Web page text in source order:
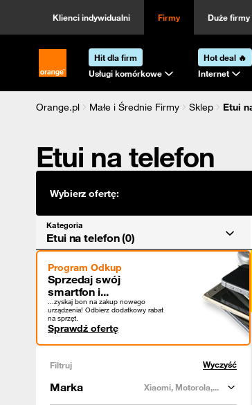
Klienci indywidualni Firmy Duże
Strona główna Orange.pl
Hit dla firm
Usługi komórkowe
Hot deal 🔥
Internet
Orange.pl Małe i Średnie Firmy Sklep
Etui
Etui na telefon
Wybierz ofertę:
Kategoria
Etui na telefon (0)
Program Odkup
Sprzedaj swój
smartfon i...
...zyskaj bon na zakup nowego
urządzenia! Odbierz dodatkowy rabat
na sprzęt.
Sprawdź ofertę
Filtruj Wyczyść
Marka Xiaomi, Motorola,...